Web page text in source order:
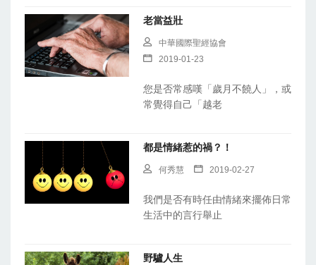
老當益壯
中華國際聖經協會
2019-01-23
您是否常感嘆「歲月不饒人」，或
常覺得自己「越老
都是情緒惹的禍？！
何秀慧 2019-02-27
我們是否有時任由情緒來擺佈日常
生活中的言行舉止
野驢人生